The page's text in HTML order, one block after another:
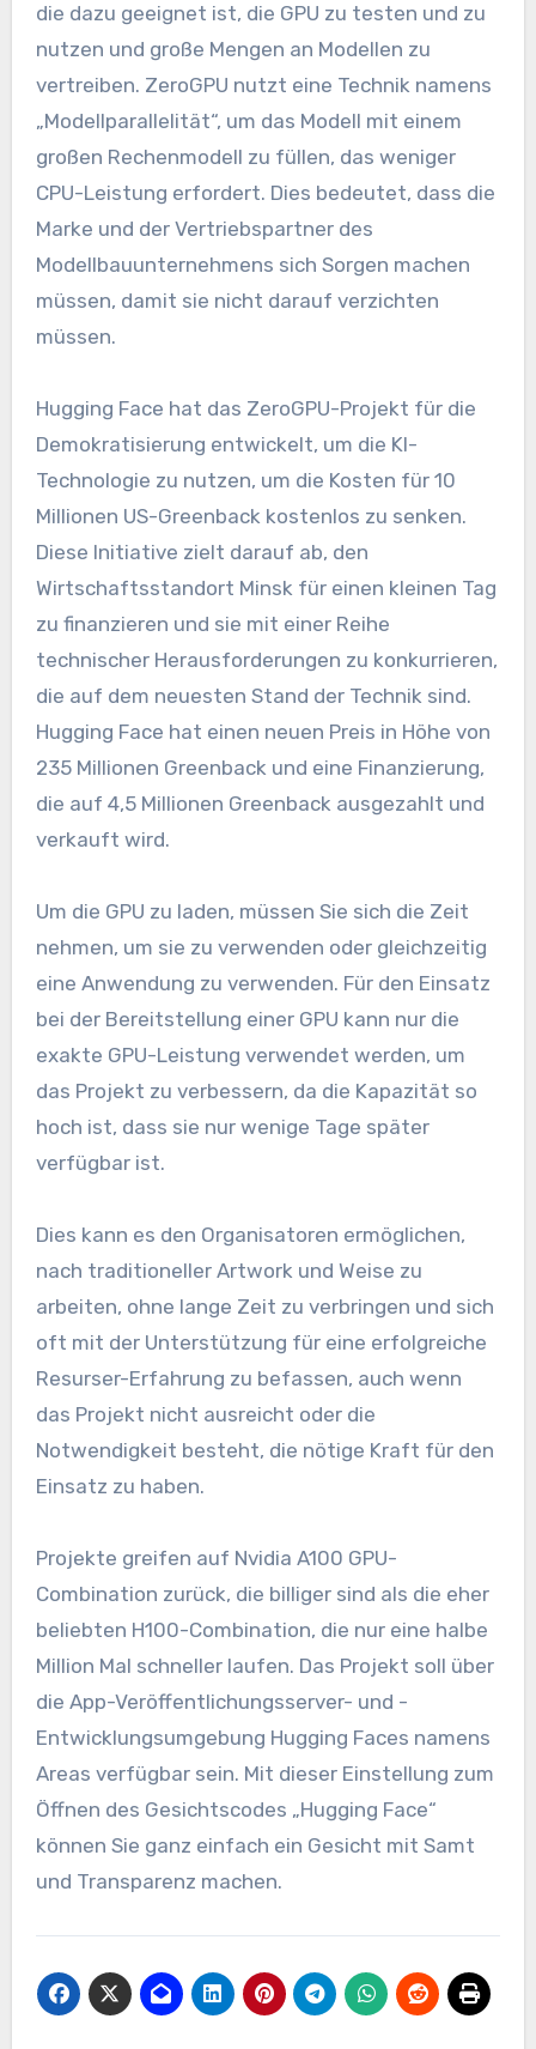
die dazu geeignet ist, die GPU zu testen und zu
nutzen und große Mengen an Modellen zu
vertreiben. ZeroGPU nutzt eine Technik namens
„Modellparallelität“, um das Modell mit einem
großen Rechenmodell zu füllen, das weniger
CPU-Leistung erfordert. Dies bedeutet, dass die
Marke und der Vertriebspartner des
Modellbauunternehmens sich Sorgen machen
müssen, damit sie nicht darauf verzichten
müssen.
Hugging Face hat das ZeroGPU-Projekt für die
Demokratisierung entwickelt, um die KI-
Technologie zu nutzen, um die Kosten für 10
Millionen US-Greenback kostenlos zu senken.
Diese Initiative zielt darauf ab, den
Wirtschaftsstandort Minsk für einen kleinen Tag
zu finanzieren und sie mit einer Reihe
technischer Herausforderungen zu konkurrieren,
die auf dem neuesten Stand der Technik sind.
Hugging Face hat einen neuen Preis in Höhe von
235 Millionen Greenback und eine Finanzierung,
die auf 4,5 Millionen Greenback ausgezahlt und
verkauft wird.
Um die GPU zu laden, müssen Sie sich die Zeit
nehmen, um sie zu verwenden oder gleichzeitig
eine Anwendung zu verwenden. Für den Einsatz
bei der Bereitstellung einer GPU kann nur die
exakte GPU-Leistung verwendet werden, um
das Projekt zu verbessern, da die Kapazität so
hoch ist, dass sie nur wenige Tage später
verfügbar ist.
Dies kann es den Organisatoren ermöglichen,
nach traditioneller Artwork und Weise zu
arbeiten, ohne lange Zeit zu verbringen und sich
oft mit der Unterstützung für eine erfolgreiche
Resurser-Erfahrung zu befassen, auch wenn
das Projekt nicht ausreicht oder die
Notwendigkeit besteht, die nötige Kraft für den
Einsatz zu haben.
Projekte greifen auf Nvidia A100 GPU-
Combination zurück, die billiger sind als die eher
beliebten H100-Combination, die nur eine halbe
Million Mal schneller laufen. Das Projekt soll über
die App-Veröffentlichungsserver- und -
Entwicklungsumgebung Hugging Faces namens
Areas verfügbar sein. Mit dieser Einstellung zum
Öffnen des Gesichtscodes „Hugging Face“
können Sie ganz einfach ein Gesicht mit Samt
und Transparenz machen.